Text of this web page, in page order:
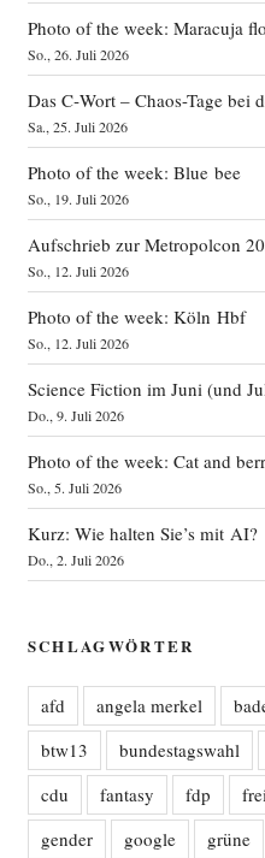
Photo of the week: Maracuja
So., 26. Juli 2026
Das C‑Wort – Chaos-Tage bei
Sa., 25. Juli 2026
Photo of the week: Blue bee
So., 19. Juli 2026
Aufschrieb zur Metropolcon
So., 12. Juli 2026
Photo of the week: Köln Hbf
So., 12. Juli 2026
Science Fiction im Juni (und
Do., 9. Juli 2026
Photo of the week: Cat and
So., 5. Juli 2026
Kurz: Wie halten Sie’s mit AI?
Do., 2. Juli 2026
SCHLAGWÖRTER
afd angela merkel
btw13
bundestagswahl
cdu
fantasy fdp
gender
google grüne